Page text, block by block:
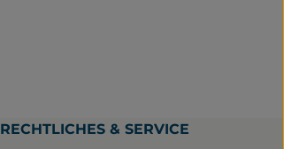
RECHTLICHES & SERVICE